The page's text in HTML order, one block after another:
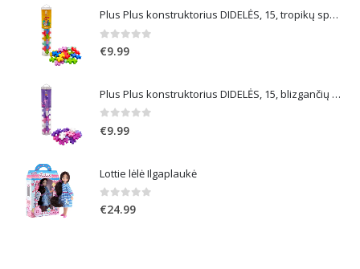
Plus Plus konstruktorius DIDELĖS, 15, tropikų spalvos
0 out of 5
€9.99
Plus Plus konstruktorius DIDELĖS, 15, blizgančių spalvų
0 out of 5
€9.99
Lottie lėlė Ilgaplaukė
0out of 5
€24.99